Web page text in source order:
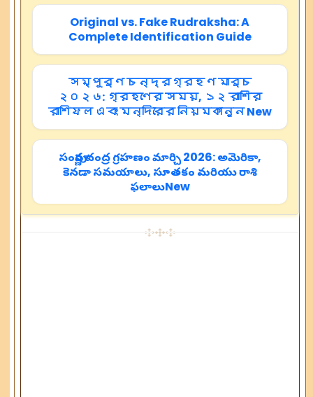
Original vs. Fake Rudraksha: A
Complete Identification Guide
সম্পূর্ণ চন্দ্রগ্রহণ মার্চ
২০২৬: গ্রহণের সময়, ১২ রাশির
রাশিফল এবং মন্দিরের নিয়মকানুন New
సంపూర్ణ చంద్ర గ్రహణం మార్చి 2026: అమెరికా,
కెనడా సమయాలు, సూతకం మరియు రాశి
ఫలాలుNew